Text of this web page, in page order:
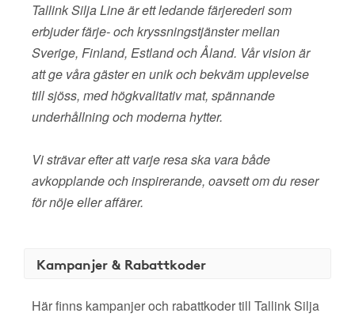
Tallink Silja Line är ett ledande färjerederi som
erbjuder färje- och kryssningstjänster mellan
Sverige, Finland, Estland och Åland. Vår vision är
att ge våra gäster en unik och bekväm upplevelse
till sjöss, med högkvalitativ mat, spännande
underhållning och moderna hytter.
Vi strävar efter att varje resa ska vara både
avkopplande och inspirerande, oavsett om du reser
för nöje eller affärer.
Kampanjer & Rabattkoder
Här finns kampanjer och rabattkoder till Tallink Silja